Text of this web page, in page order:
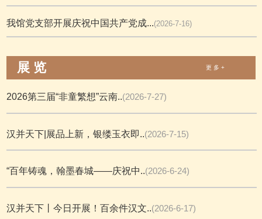
我馆党支部开展庆祝中国共产党成...(2026-7-16)
展 览 更 多 +
2026第三届“非童繁想”云南..(2026-7-27)
汉并天下|展品上新，银缕玉衣即..(2026-7-15)
“百年铸魂，翰墨春城——庆祝中..(2026-6-24)
汉并天下丨今日开展！百余件汉文..(2026-6-17)